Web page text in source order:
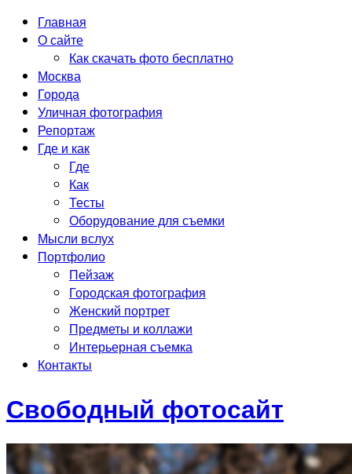
Главная
О сайте
Как скачать фото бесплатно
Москва
Города
Уличная фотография
Репортаж
Где и как
Где
Как
Тесты
Оборудование для съемки
Мысли вслух
Портфолио
Пейзаж
Городская фотография
Женский портрет
Предметы и коллажи
Интерьерная съемка
Контакты
Свободный фотосайт